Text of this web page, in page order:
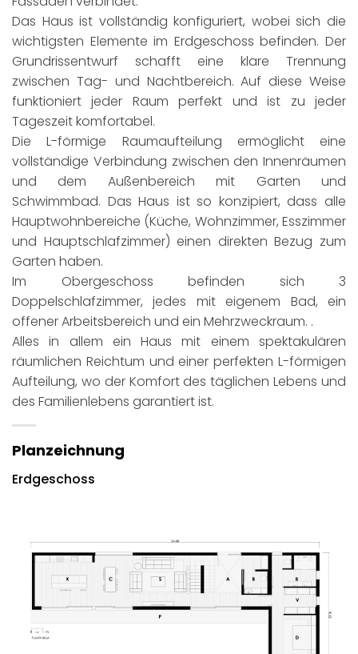
Das Haus ist vollständig konfiguriert, wobei sich die
wichtigsten Elemente im Erdgeschoss befinden. Der
Grundrissentwurf schafft eine klare Trennung
zwischen Tag- und Nachtbereich. Auf diese Weise
funktioniert jeder Raum perfekt und ist zu jeder
Tageszeit komfortabel.
Die L-förmige Raumaufteilung ermöglicht eine
vollständige Verbindung zwischen den Innenräumen
und dem Außenbereich mit Garten und
Schwimmbad. Das Haus ist so konzipiert, dass alle
Hauptwohnbereiche (Küche, Wohnzimmer, Esszimmer
und Hauptschlafzimmer) einen direkten Bezug zum
Garten haben.
Im Obergeschoss befinden sich 3
Doppelschlafzimmer, jedes mit eigenem Bad, ein
offener Arbeitsbereich und ein Mehrzweckraum. .
Alles in allem ein Haus mit einem spektakulären
räumlichen Reichtum und einer perfekten L-förmigen
Aufteilung, wo der Komfort des täglichen Lebens und
des Familienlebens garantiert ist.
Planzeichnung
Erdgeschoss